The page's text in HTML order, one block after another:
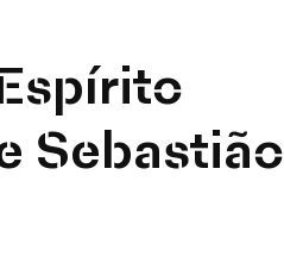
Sebastião